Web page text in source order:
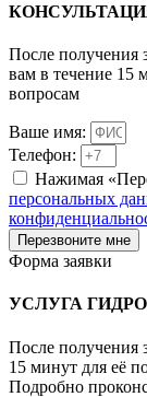
После получения
вам в течение 15
вопросам
Ваше имя:
Телефон:
Нажимая
персональных
Перезвоните мне
Форма заявки
УСЛУГА
После получения
15 минут для её
Подробно